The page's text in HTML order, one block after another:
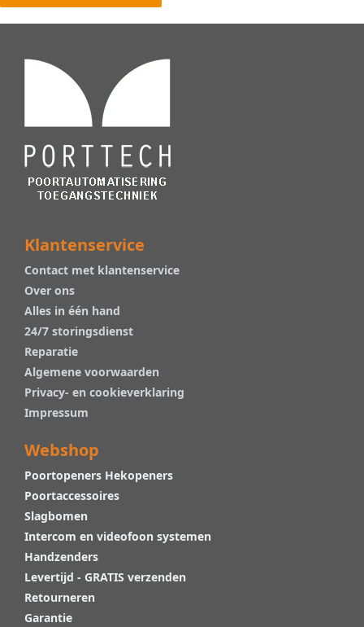
Klantenservice
Contact met klantenservice
Over ons
Alles in één hand
24/7 storingsdienst
Reparatie
Algemene voorwaarden
Privacy- en cookieverklaring
Impressum
Webshop
Poortopeners Hekopeners
Poortaccessoires
Slagbomen
Intercom en videofoon systemen
Handzenders
Levertijd - GRATIS verzenden
Retourneren
Garantie